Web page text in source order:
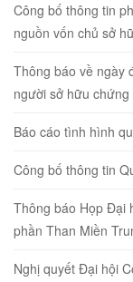
Công bố thông tin
nguồn vốn chủ sở
Thông báo về ngày
người sở hữu chứng
Báo cáo tình hình
Công bố thông tin
Thông báo Họp Đại
phần Than Miền
Nghị quyết Đại hội